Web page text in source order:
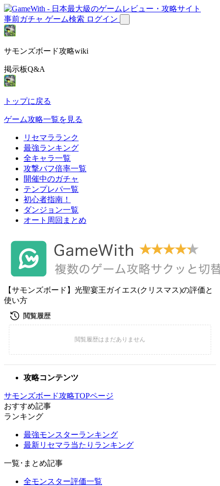
事前ガチャ ゲーム検索 ログイン
サモンズボード攻略wiki
掲示板Q&A
トップに戻る
ゲーム攻略一覧を見る
リセマラランク
最強ランキング
全キャラ一覧
攻撃バフ倍率一覧
開催中のガチャ
テンプレパ一覧
初心者指南！
ダンジョン一覧
オート周回まとめ
【サモンズボード】光聖宴王ガイエス(クリスマス)の評価と
使い方
攻略コンテンツ
サモンズボード攻略TOPページ
おすすめ記事
ランキング
最強モンスターランキング
最新リセマラ当たりランキング
一覧･まとめ記事
全モンスター評価一覧